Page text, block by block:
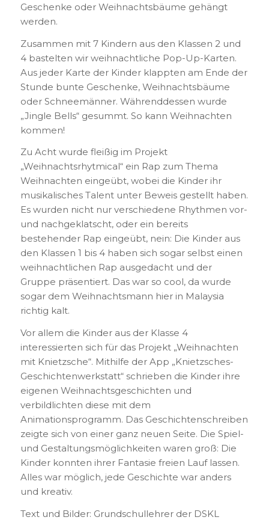
Geschenke oder Weihnachtsbäume gehängt
werden.
Zusammen mit 7 Kindern aus den Klassen 2 und
4 bastelten wir weihnachtliche Pop-Up-Karten.
Aus jeder Karte der Kinder klappten am Ende der
Stunde bunte Geschenke, Weihnachtsbäume
oder Schneemänner. Währenddessen wurde
„Jingle Bells“ gesummt. So kann Weihnachten
kommen!
Zu Acht wurde fleißig im Projekt
„Weihnachtsrhytmical“ ein Rap zum Thema
Weihnachten eingeübt, wobei die Kinder ihr
musikalisches Talent unter Beweis gestellt haben.
Es wurden nicht nur verschiedene Rhythmen vor-
und nachgeklatscht, oder ein bereits
bestehender Rap eingeübt, nein: Die Kinder aus
den Klassen 1 bis 4 haben sich sogar selbst einen
weihnachtlichen Rap ausgedacht und der
Gruppe präsentiert. Das war so cool, da wurde
sogar dem Weihnachtsmann hier in Malaysia
richtig kalt.
Vor allem die Kinder aus der Klasse 4
interessierten sich für das Projekt „Weihnachten
mit Knietzsche“. Mithilfe der App „Knietzsches-
Geschichtenwerkstatt“ schrieben die Kinder ihre
eigenen Weihnachtsgeschichten und
verbildlichten diese mit dem
Animationsprogramm. Das Geschichtenschreiben
zeigte sich von einer ganz neuen Seite. Die Spiel-
und Gestaltungsmöglichkeiten waren groß: Die
Kinder konnten ihrer Fantasie freien Lauf lassen.
Alles war möglich, jede Geschichte war anders
und kreativ.
Text und Bilder: Grundschullehrer der DSKL